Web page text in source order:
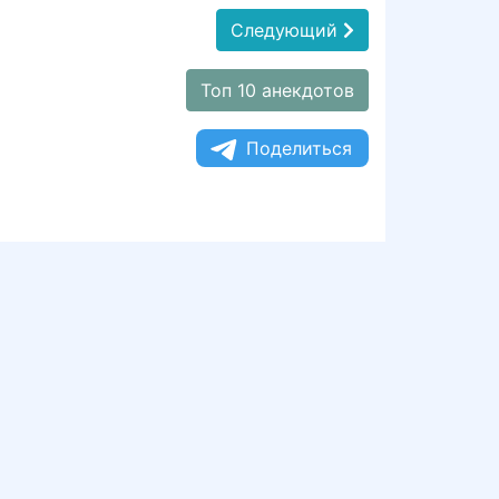
Следующий
Топ 10 анекдотов
Поделиться